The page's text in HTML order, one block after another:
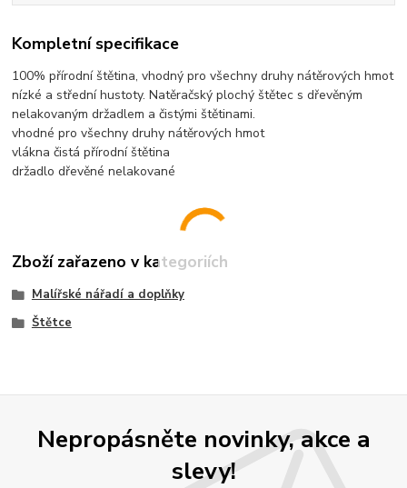
Kompletní specifikace
100% přírodní štětina, vhodný pro všechny druhy nátěrových hmot
nízké a střední hustoty. Natěračský plochý štětec s dřevěným
nelakovaným držadlem a čistými štětinami.
vhodné pro všechny druhy nátěrových hmot
vlákna čistá přírodní štětina
držadlo dřevěné nelakované
Zboží zařazeno v kategoriích
Malířské nářadí a doplňky
Štětce
Nepropásněte novinky, akce a
slevy!